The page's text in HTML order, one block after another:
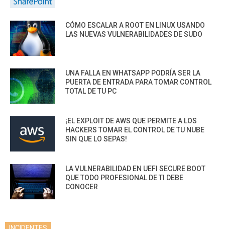
CÓMO ESCALAR A ROOT EN LINUX USANDO
LAS NUEVAS VULNERABILIDADES DE SUDO
UNA FALLA EN WHATSAPP PODRÍA SER LA
PUERTA DE ENTRADA PARA TOMAR CONTROL
TOTAL DE TU PC
¡EL EXPLOIT DE AWS QUE PERMITE A LOS
HACKERS TOMAR EL CONTROL DE TU NUBE
SIN QUE LO SEPAS!
LA VULNERABILIDAD EN UEFI SECURE BOOT
QUE TODO PROFESIONAL DE TI DEBE
CONOCER